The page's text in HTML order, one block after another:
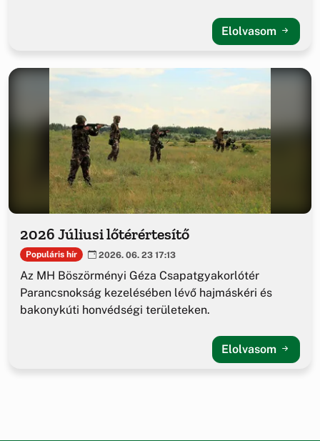
Elolvasom
2026 Júliusi lőtérértesítő
Populáris hír 2026. 06. 23 17:13
Az MH Böszörményi Géza Csapatgyakorlótér
Parancsnokság kezelésében lévő hajmáskéri és
bakonykúti honvédségi területeken.
Elolvasom